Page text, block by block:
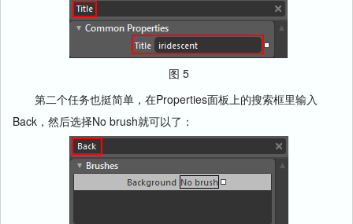
图 5
第二个任务也挺简单，在Properties面板上的搜索框里输入
Back，然后选择No brush就可以了：